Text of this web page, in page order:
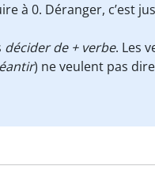
à 0. Déranger, c’est
décider de + verbe. Les
) ne veulent pas